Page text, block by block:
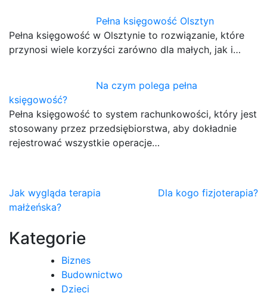
Pełna księgowość Olsztyn
Pełna księgowość w Olsztynie to rozwiązanie, które
przynosi wiele korzyści zarówno dla małych, jak i…
Na czym polega pełna
księgowość?
Pełna księgowość to system rachunkowości, który jest
stosowany przez przedsiębiorstwa, aby dokładnie
rejestrować wszystkie operacje…
Nawigacja
wpisu
Jak wygląda terapia
małżeńska?
Dla kogo fizjoterapia?
Kategorie
Biznes
Budownictwo
Dzieci